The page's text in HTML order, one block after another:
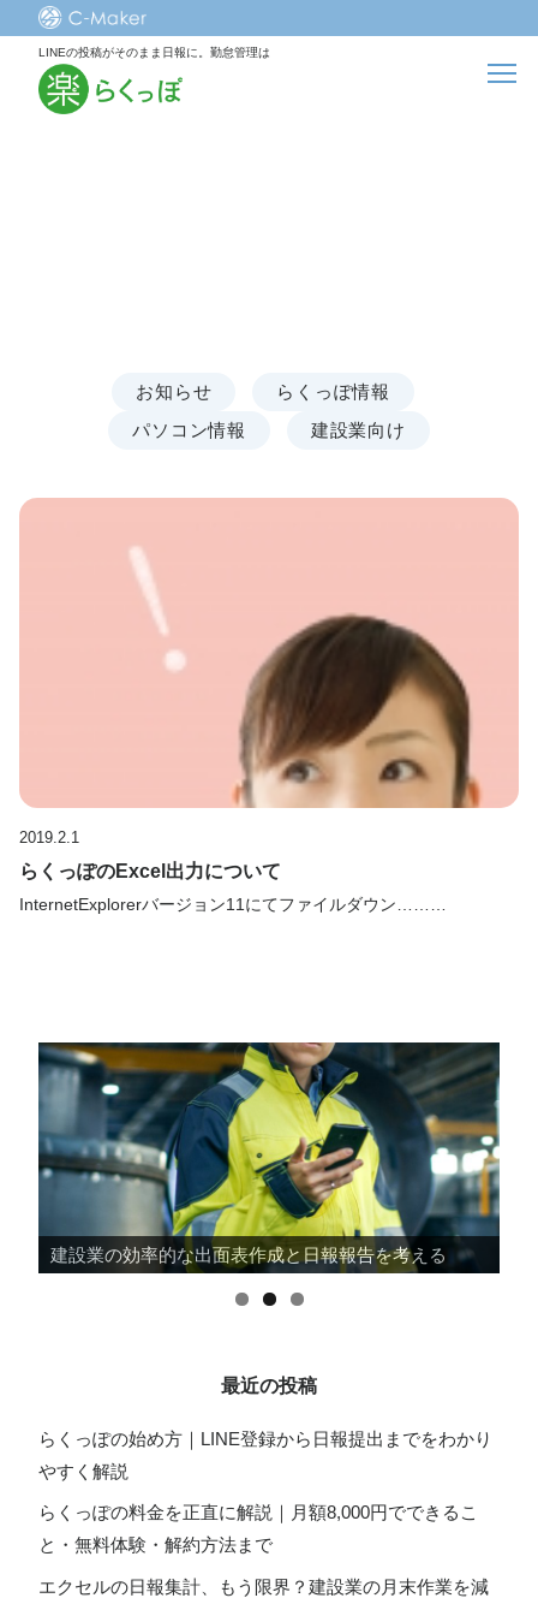
LINEの投稿がそのまま日報に。勤怠管理は
お知らせ
らくっぽ情報
パソコン情報
建設業向け
2019.2.1
らくっぽのExcel出力について
InternetExplorerバージョン11にてファイルダウン………
建設業の効率的な出面表作成と日報報告を考える
最近の投稿
らくっぽの始め方｜LINE登録から日報提出までをわかり
やすく解説
らくっぽの料金を正直に解説｜月額8,000円でできるこ
と・無料体験・解約方法まで
エクセルの日報集計、もう限界？建設業の月末作業を減